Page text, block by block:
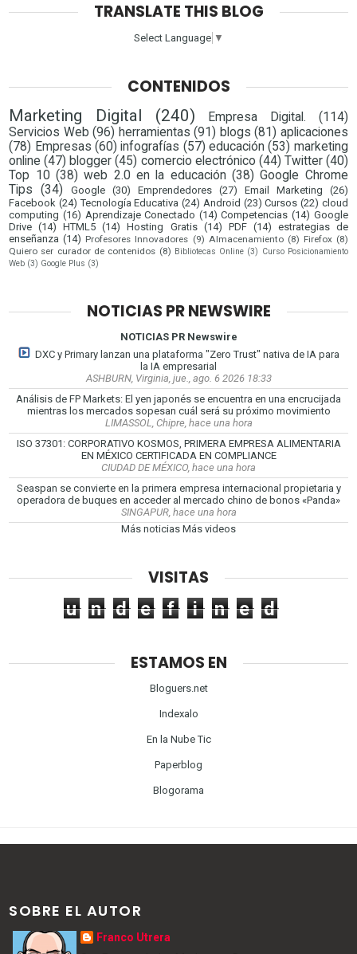
TRANSLATE THIS BLOG
Select Language ▼
CONTENIDOS
Marketing Digital (240) Empresa Digital.
(114)
Servicios Web (96) herramientas (91) blogs (81) aplicaciones
(78) Empresas (60) infografías (57) educación (53) marketing
online (47) blogger (45) comercio electrónico (44) Twitter (40)
Top 10 (38) web 2.0 en la educación (38) Google Chrome
Tips
(34) Google (30) Emprendedores (27) Email Marketing
(26)
Facebook (24) Tecnología Educativa (24) Android (23) Cursos (22) cloud
computing (16) Aprendizaje Conectado (14) Competencias (14) Google
Drive (14) HTML5 (14) Hosting Gratis (14) PDF (14) estrategias de
enseñanza (14) Profesores Innovadores (9) Almacenamiento (8) Firefox (8)
Quiero ser curador de contenidos (8) Bibliotecas Online (3) Curso Posicionamiento
Web (3) Google Plus (3)
NOTICIAS PR NEWSWIRE
NOTICIAS PR Newswire
DXC y Primary lanzan una plataforma "Zero Trust" nativa de IA para
la IA empresarial
ASHBURN, Virginia, jue., ago. 6 2026 18:33
Análisis de FP Markets: El yen japonés se encuentra en una encrucijada
mientras los mercados sopesan cuál será su próximo movimiento
LIMASSOL, Chipre, hace una hora
ISO 37301: CORPORATIVO KOSMOS, PRIMERA EMPRESA ALIMENTARIA
EN MÉXICO CERTIFICADA EN COMPLIANCE
CIUDAD DE MÉXICO, hace una hora
Seaspan se convierte en la primera empresa internacional propietaria y
operadora de buques en acceder al mercado chino de bonos «Panda»
SINGAPUR, hace una hora
Más noticias Más videos
VISITAS
u n d e f i n e d
ESTAMOS EN
Bloguers.net
Indexalo
En la Nube Tic
Paperblog
Blogorama
SOBRE EL AUTOR
Franco Utrera